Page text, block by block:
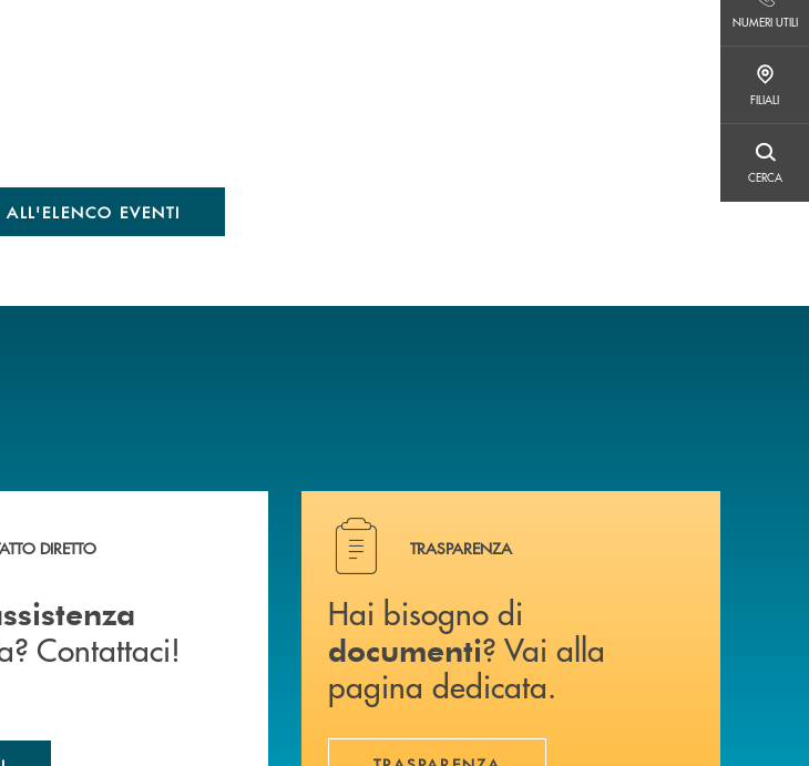
NUMERI UTILI
FILIALI
CERCA
EVENTI
immediata? Contattaci!
DIRETTO
Contattaci!
Hai bisogno di documenti ? Vai alla pagina dedicata.
TRASPARENZA
Hai bisogno di
documenti? Vai alla
pagina dedicata.